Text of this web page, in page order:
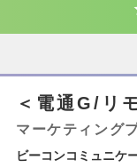
＜電通G/リ
マーケティング
ビーコンコミュニケ